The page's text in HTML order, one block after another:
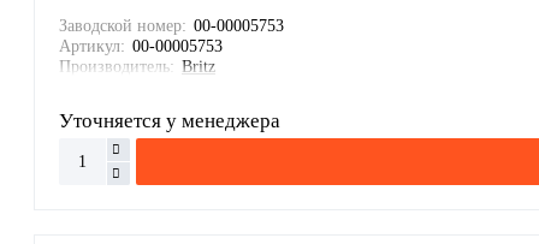
Заводской номер: 00-00005753
Артикул: 00-00005753
Производитель: Britz
Уточняется у менеджера